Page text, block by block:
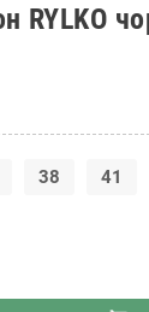
RYLKO
38 41